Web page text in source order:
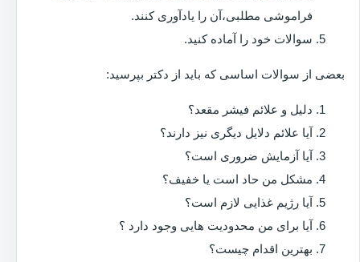
فراموشی مطلبی،آن را یادآوری کنند.
سوالات خود را آماده کنید.
بعضی از سوالات اساسی که باید از دکتر بپرسید:
دلیل و علائم فیشر مقعد؟
آیا علائم دلایل دیگری نیز دارند؟
آیا آزمایش ضروری است؟
مشکل من حاد است یا خفیف؟
آیا رژیم غذایی لازم است؟
آیا برای من محدودیت هایی وجود دارد ؟
بهترین اقدام چیست؟